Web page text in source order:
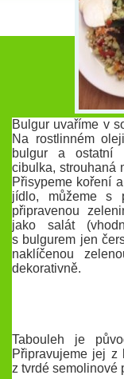
Bulgur uvaříme v
Na rostlinném
bulgur a ostatní
cibulka, strouhaná
Přisypeme koření
jídlo, můžeme s
připravenou
jako salát
s bulgurem jen
naklíčenou
dekorativně.
Tabouleh je
Připravujeme jej z
z tvrdé semolinové